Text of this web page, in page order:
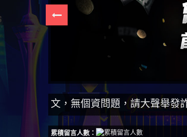
，無個資問題，請大聲舉發詐騙網站！
累積留言人數：